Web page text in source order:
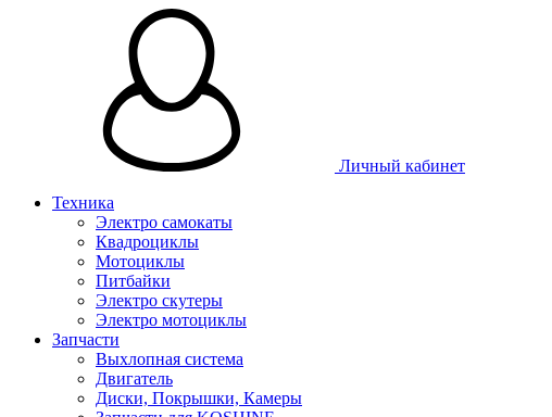
Личный кабинет
Техника
Электро самокаты
Квадроциклы
Мотоциклы
Питбайки
Электро скутеры
Электро мотоциклы
Запчасти
Выхлопная система
Двигатель
Диски, Покрышки, Камеры